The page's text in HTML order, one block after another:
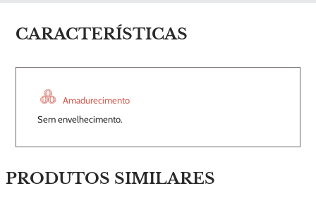
CARACTERÍSTICAS
Amadurecimento
Sem envelhecimento.